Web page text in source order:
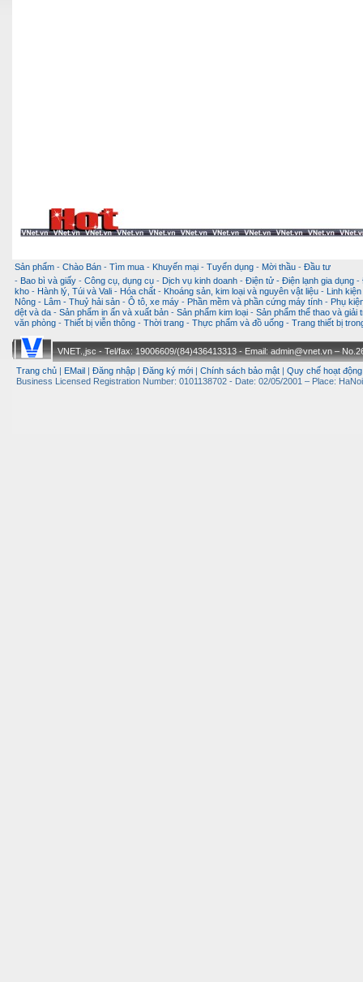
Sản phẩm - Chào Bán - Tìm mua - Khuyến mại - Tuyển dụng - Mời thầu - Đầu tư
- Bao bì và giấy - Công cụ, dụng cụ - Dịch vụ kinh doanh - Điện tử - Điện lạnh gia dụng -
kho - Hành lý, Túi và Vali - Hóa chất - Khoáng sản, kim loại và nguyên vật liệu -
Linh
Nông - Lâm - Thuỷ hải sản - Ô tô, xe máy - Phần mềm và phần cứng máy tính - Phụ
dệt và da - Sản phẩm in ấn và xuất bản - Sản phẩm kim loại - Sản phẩm thể thao và giải
văn phòng - Thiết bị viễn thông - Thời trang - Thực phẩm và đồ uống - Trang thiết bị
VNET.,jsc - Tel/fax: 19006609/(84)436413313 - Email: admin@vnet.vn –
Trang chủ
EMail Đăng nhập Đăng ký mới Chính sách bảo mật Quy chế hoạt động
Business Licensed Registration Number: 0101138702 - Date: 02/05/2001 – Place: